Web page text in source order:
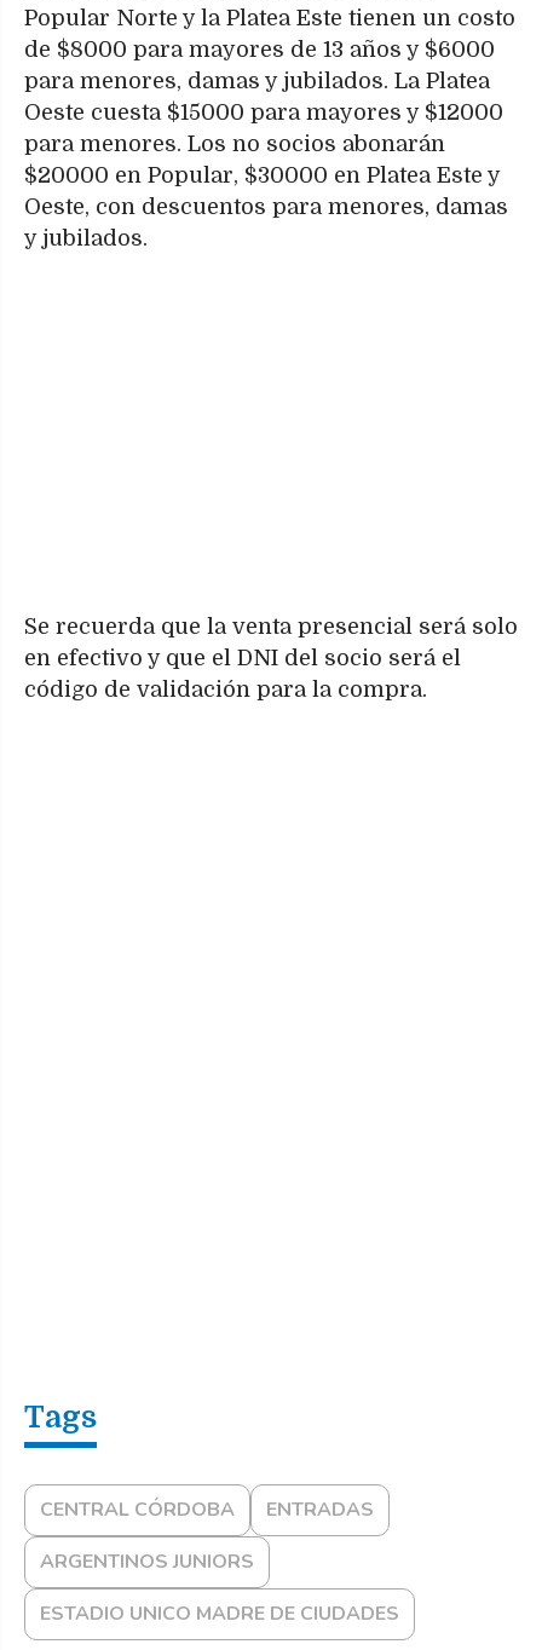
Popular Norte y la Platea Este tienen un costo
de $8000 para mayores de 13 años y $6000
para menores, damas y jubilados. La Platea
Oeste cuesta $15000 para mayores y $12000
para menores. Los no socios abonarán
$20000 en Popular, $30000 en Platea Este y
Oeste, con descuentos para menores, damas
y jubilados.
Se recuerda que la venta presencial será solo
en efectivo y que el DNI del socio será el
código de validación para la compra.
CENTRAL CÓRDOBA
ENTRADAS
ARGENTINOS JUNIORS
ESTADIO UNICO MADRE DE CIUDADES